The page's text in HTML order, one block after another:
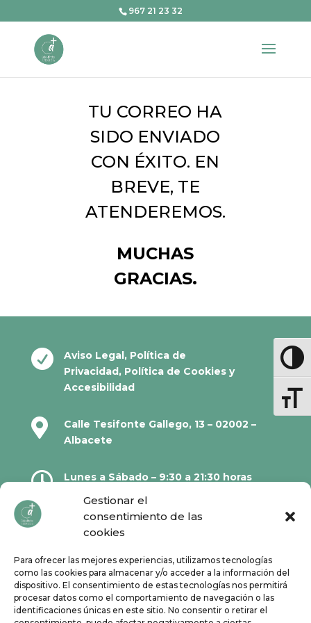
Gestionar el
consentimiento de las
cookies
Para ofrecer las mejores experiencias, utilizamos tecnologías
como las cookies para almacenar y/o acceder a la información del
dispositivo. El consentimiento de estas tecnologías nos permitirá
procesar datos como el comportamiento de navegación o las
identificaciones únicas en este sitio. No consentir o retirar el
967 21 23 32
TU CORREO HA
SIDO ENVIADO
CON ÉXITO. EN
BREVE, TE
ATENDEREMOS.
MUCHAS
GRACIAS.
 Aviso Legal, Política de
Privacidad, Política de Cookies y
Accesibilidad

Calle Tesifonte Gallego, 13 – 02002 –
Albacete
 Lunes a Sábado – 9:30 a 21:30 horas
 967 21 23 32
 610 67 38 33
Síguenos en Redes Sociales: